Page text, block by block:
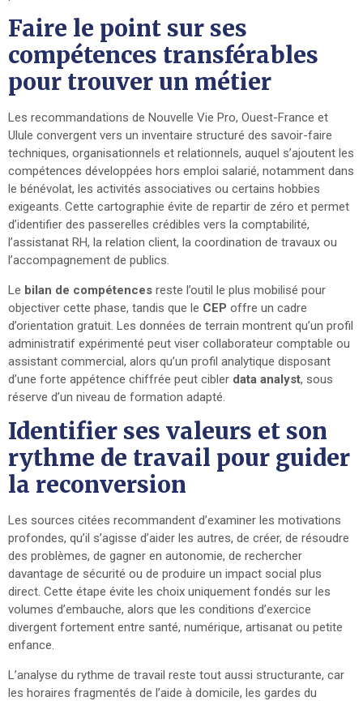
Faire le point sur ses
compétences transférables
pour trouver un métier
Les recommandations de Nouvelle Vie Pro, Ouest-France et
Ulule convergent vers un inventaire structuré des savoir-faire
techniques, organisationnels et relationnels, auquel s’ajoutent les
compétences développées hors emploi salarié, notamment dans
le bénévolat, les activités associatives ou certains hobbies
exigeants. Cette cartographie évite de repartir de zéro et permet
d’identifier des passerelles crédibles vers la comptabilité,
l’assistanat RH, la relation client, la coordination de travaux ou
l’accompagnement de publics.
Le bilan de compétences reste l’outil le plus mobilisé pour
objectiver cette phase, tandis que le CEP offre un cadre
d’orientation gratuit. Les données de terrain montrent qu’un profil
administratif expérimenté peut viser collaborateur comptable ou
assistant commercial, alors qu’un profil analytique disposant
d’une forte appétence chiffrée peut cibler data analyst, sous
réserve d’un niveau de formation adapté.
Identifier ses valeurs et son
rythme de travail pour guider
la reconversion
Les sources citées recommandent d’examiner les motivations
profondes, qu’il s’agisse d’aider les autres, de créer, de résoudre
des problèmes, de gagner en autonomie, de rechercher
davantage de sécurité ou de produire un impact social plus
direct. Cette étape évite les choix uniquement fondés sur les
volumes d’embauche, alors que les conditions d’exercice
divergent fortement entre santé, numérique, artisanat ou petite
enfance.
L’analyse du rythme de travail reste tout aussi structurante, car
les horaires fragmentés de l’aide à domicile, les gardes du